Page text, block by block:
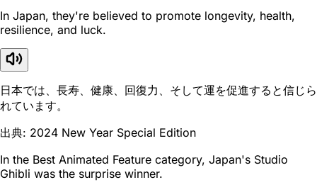
In Japan, they're believed to promote longevity, health,
resilience, and luck.
日本では、長寿、健康、回復力、そして運を促進すると信じら
れています。
出典: 2024 New Year Special Edition
In the Best Animated Feature category, Japan's Studio
Ghibli was the surprise winner.